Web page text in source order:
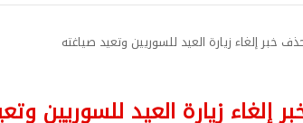
خبر إلغاء زيارة العيد للسوريين وتعيد صياغته
إلغاء زيارة العيد للسوريين